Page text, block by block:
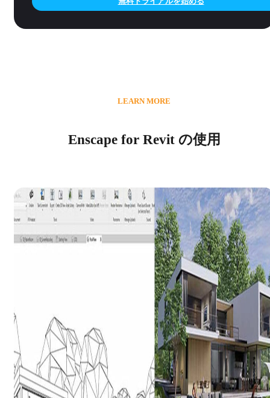
Enscape for Revit の使用
LEARN MORE